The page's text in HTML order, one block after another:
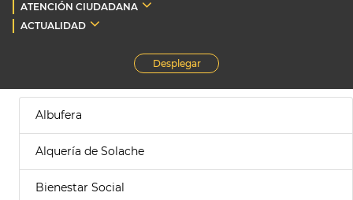
ATENCIÓN CIUDADANA
ACTUALIDAD
Desplegar
Albufera
Alquería de Solache
Bienestar Social